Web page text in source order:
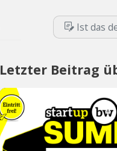
Ist das
Letzter Beitrag